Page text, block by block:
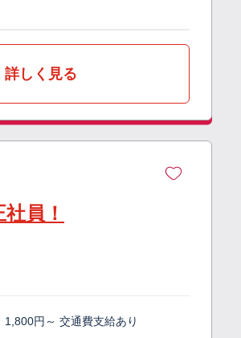
詳しく見る
員！
1,800円～ 交通費支給あり